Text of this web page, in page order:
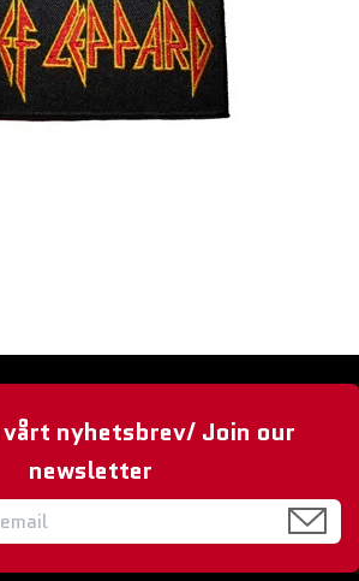
nyhetsbrev/ Join our
newsletter